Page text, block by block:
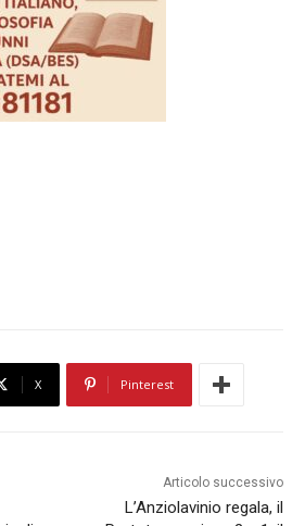
X Pinterest
Articolo successivo
L’Anziolavinio regala, il